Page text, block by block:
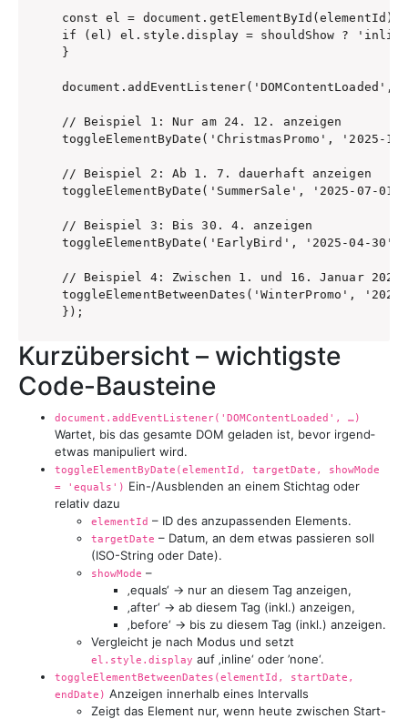
const el = document.getElementById(elementId);
if (el) el.style.display = shouldShow ?
}
// Beispiel 1: Nur am 24. 12. anzeigen
toggleElementByDate('ChristmasPromo', '2025-
// Beispiel 2: Ab 1. 7. dauerhaft anzeigen
toggleElementByDate('SummerSale', '2025-07-
// Beispiel 3: Bis 30. 4. anzeigen
toggleElementByDate('EarlyBird', '2025-04-
// Beispiel 4: Zwischen 1. und 16. Januar 2025
toggleElementBetweenDates('WinterPromo',
});
Kurzübersicht – wichtigste
Code-Bausteine
document.addEventListener('DOMContentLoaded', …)
Wartet, bis das gesamte DOM geladen ist, bevor irgend­
etwas manipuliert wird.
toggleElementByDate(elementId, targetDate, showMode
= 'equals') Ein-/Ausblenden an einem Stichtag oder
relativ dazu
elementId – ID des anzupassenden Elements.
targetDate – Datum, an dem etwas passieren soll
(ISO-String oder Date).
showMode –
‚equals‘ → nur an diesem Tag anzeigen,
‚after‘ → ab diesem Tag (inkl.) anzeigen,
‚before‘ → bis zu diesem Tag (inkl.) anzeigen.
Vergleicht je nach Modus und setzt
el.style.display auf ‚inline‘ oder ’none‘.
toggleElementBetweenDates(elementId, startDate,
endDate) Anzeigen innerhalb eines Intervalls
Zeigt das Element nur, wenn heute zwischen Start-